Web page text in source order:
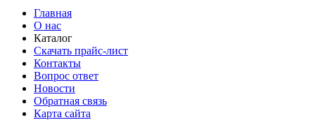
Главная
О нас
Каталог
Скачать прайс-лист
Контакты
Вопрос ответ
Новости
Обратная связь
Карта сайта